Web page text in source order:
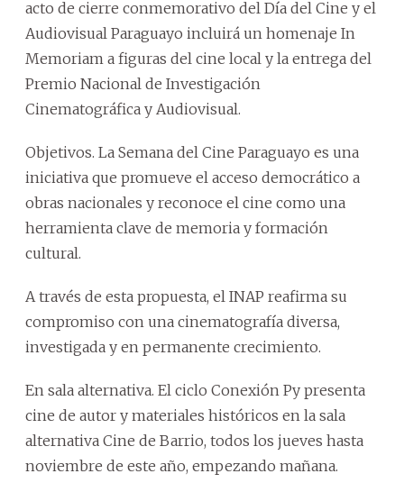
acto de cierre conmemorativo del Día del Cine y el
Audiovisual Paraguayo incluirá un homenaje In
Memoriam a figuras del cine local y la entrega del
Premio Nacional de Investigación
Cinematográfica y Audiovisual.
Objetivos. La Semana del Cine Paraguayo es una
iniciativa que promueve el acceso democrático a
obras nacionales y reconoce el cine como una
herramienta clave de memoria y formación
cultural.
A través de esta propuesta, el INAP reafirma su
compromiso con una cinematografía diversa,
investigada y en permanente crecimiento.
En sala alternativa. El ciclo Conexión Py presenta
cine de autor y materiales históricos en la sala
alternativa Cine de Barrio, todos los jueves hasta
noviembre de este año, empezando mañana.